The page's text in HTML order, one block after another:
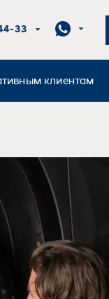
33
клиентам